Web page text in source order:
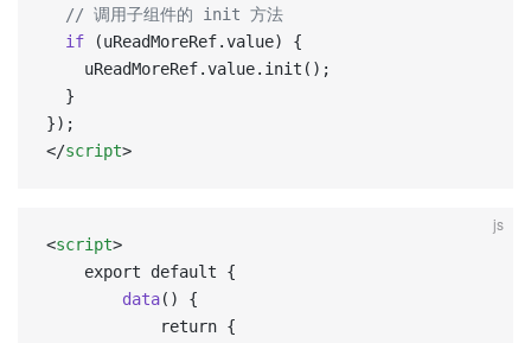
  // 调用子组件的 init 方法
  if
(uReadMoreRef.value) {
    uReadMoreRef.value.init();
  }
});
</script>
js
<script>
	export default {
		data
() {
			return {